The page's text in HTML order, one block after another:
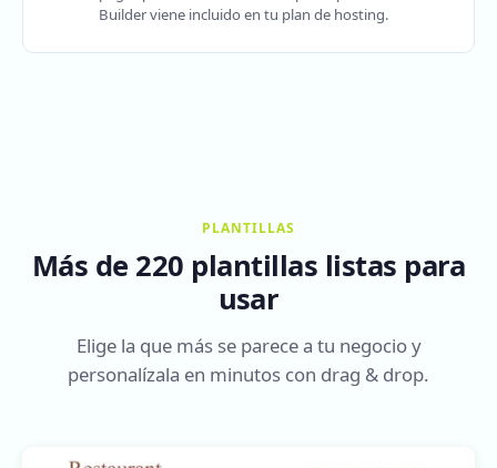
Builder viene incluido en tu plan de hosting.
PLANTILLAS
Más de 220 plantillas listas para
usar
Elige la que más se parece a tu negocio y
personalízala en minutos con drag & drop.